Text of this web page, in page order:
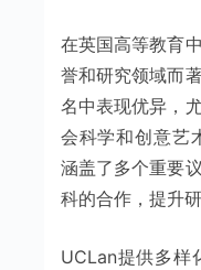
在英国高等教育
誉和研究领域而
名中表现优异，
会科学和创意艺
涵盖了多个重要
科的合作，提升
UCLan提供多样